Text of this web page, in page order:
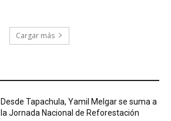
Cargar más
Desde Tapachula, Yamil Melgar se suma a
la Jornada Nacional de Reforestación